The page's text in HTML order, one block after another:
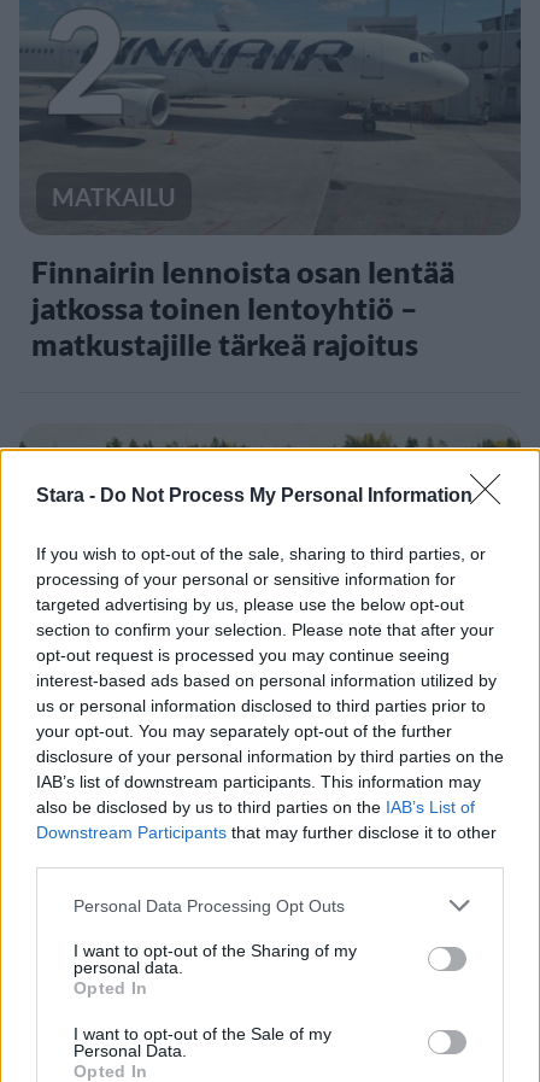
Stara - Do Not Process My Personal Information
If you wish to opt-out of the sale, sharing to third parties, or
processing of your personal or sensitive information for
targeted advertising by us, please use the below opt-out
section to confirm your selection. Please note that after your
opt-out request is processed you may continue seeing
interest-based ads based on personal information utilized by
us or personal information disclosed to third parties prior to
your opt-out. You may separately opt-out of the further
disclosure of your personal information by third parties on the
IAB’s list of downstream participants. This information may
also be disclosed by us to third parties on the IAB’s List of
Downstream Participants that may further disclose it to other
Personal Data Processing Opt Outs
I want to opt-out of the Sharing of my
personal data.
Opted In
I want to opt-out of the Sale of my
Personal Data.
Opted In
2
MATKAILU
Finnairin lennoista osan lentää
jatkossa toinen lentoyhtiö –
matkustajille tärkeä rajoitus
3
VIIHDEUUTISET
Sääennuste ulottuu nyt
marraskuulle – tältä näyttää
syksyn sää
4